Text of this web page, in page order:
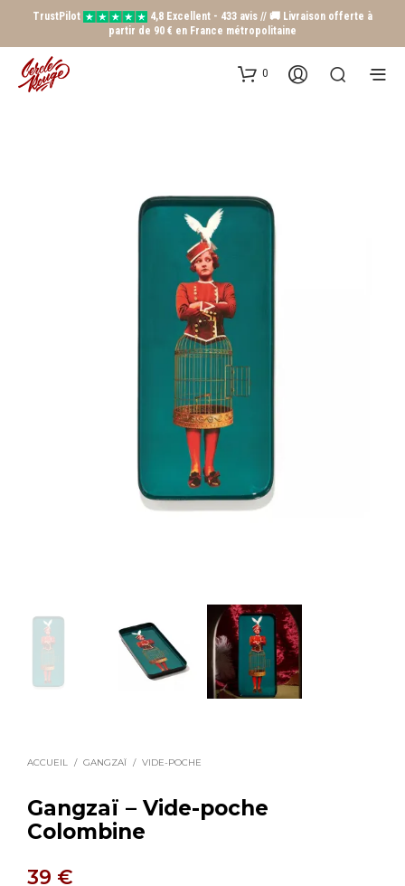
TrustPilot
4,8 Excellent - 433 avis // 🚚 Livraison offerte à
partir de 90 € en France métropolitaine
0
ACCUEIL / GANGZAÏ / VIDE-POCHE
Gangzaï – Vide-poche
Colombine
39 €